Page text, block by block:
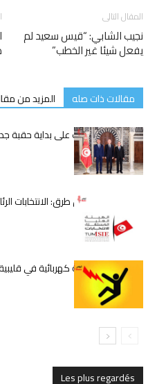
المقال التالى
نجيب الشابي: “قيس سعيد لم
يفعل شيئا غير الخطب”
مقالات ذات صله
المزيد من
قيس سعيّد يُشرف على بداية حقبة
الحكومة التونسية
تونس على مفترق طرق: الانتخابات
مستقبل أفضل
وفاة شاب بصعقة كهربائية في
Les plus regardés